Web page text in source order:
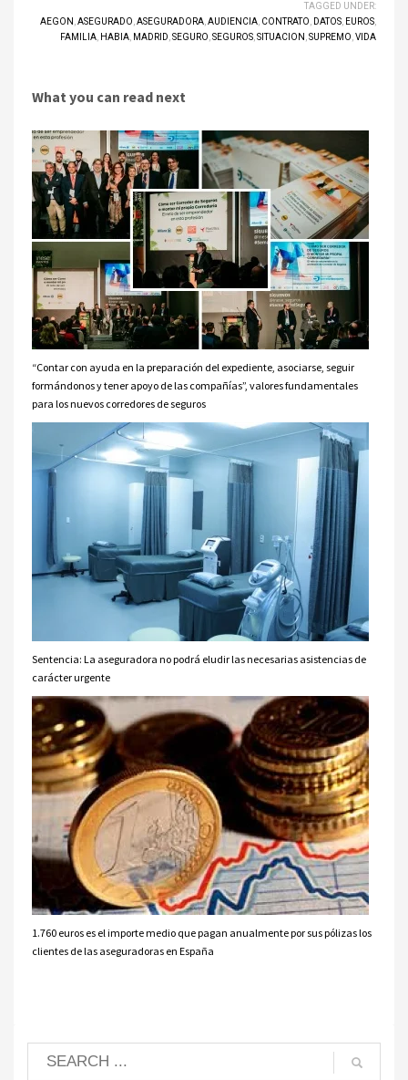
TAGGED UNDER:
AEGON ASEGURADO ASEGURADORA AUDIENCIA CONTRATO DATOS EUROS
FAMILIA HABIA MADRID SEGURO SEGUROS SITUACION SUPREMO VIDA
What you can read next
“Contar con ayuda en la preparación del expediente, asociarse, seguir
formándonos y tener apoyo de las compañías”, valores fundamentales
para los nuevos corredores de seguros
Sentencia: La aseguradora no podrá eludir las necesarias asistencias de
carácter urgente
1.760 euros es el importe medio que pagan anualmente por sus pólizas los
clientes de las aseguradoras en España